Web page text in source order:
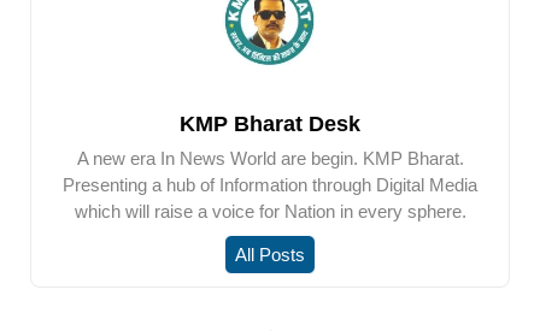
KMP Bharat Desk
A new era In News World are begin. KMP Bharat.
Presenting a hub of Information through Digital Media
which will raise a voice for Nation in every sphere.
All Posts